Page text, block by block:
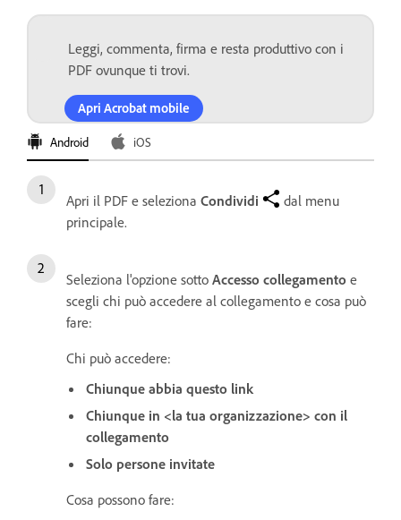
Leggi, commenta, firma e resta produttivo con i
PDF ovunque ti trovi.
Apri Acrobat mobile
Android iOS
Apri il PDF e seleziona Condividi
dal menu
principale.
Seleziona l'opzione sotto Accesso collegamento e
scegli chi può accedere al collegamento e cosa può
fare:
Chi può accedere:
Chiunque abbia questo link
Chiunque in <la tua organizzazione> con il
collegamento
Solo persone invitate
Cosa possono fare: